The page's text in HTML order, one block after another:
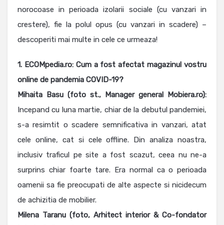
norocoase in perioada izolarii sociale (cu vanzari in
crestere), fie la polul opus (cu vanzari in scadere) –
descoperiti mai multe in cele ce urmeaza!
1. ECOMpedia.ro: Cum a fost afectat magazinul vostru
online de pandemia COVID-19?
Mihaita Basu (foto st., Manager general Mobiera.ro):
Incepand cu luna martie, chiar de la debutul pandemiei,
s-a resimtit o scadere semnificativa in vanzari, atat
cele online, cat si cele offline. Din analiza noastra,
inclusiv traficul pe site a fost scazut, ceea nu ne-a
surprins chiar foarte tare. Era normal ca o perioada
oamenii sa fie preocupati de alte aspecte si nicidecum
de achizitia de mobilier.
Milena Taranu (foto, Arhitect interior & Co-fondator